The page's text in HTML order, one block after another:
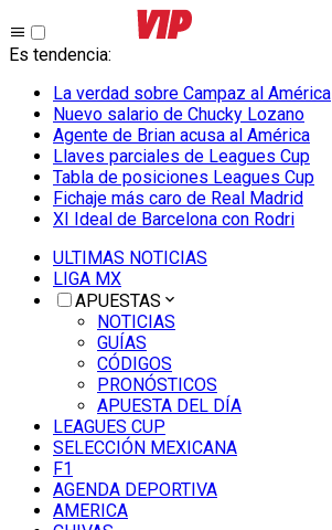
Es tendencia:
La verdad sobre Campaz al América
Nuevo salario de Chucky Lozano
Agente de Brian acusa al América
Llaves parciales de Leagues Cup
Tabla de posiciones Leagues Cup
Fichaje más caro de Real Madrid
XI Ideal de Barcelona con Rodri
ULTIMAS NOTICIAS
LIGA MX
APUESTAS
NOTICIAS
GUÍAS
CÓDIGOS
PRONÓSTICOS
APUESTA DEL DÍA
LEAGUES CUP
SELECCIÓN MEXICANA
F1
AGENDA DEPORTIVA
AMERICA